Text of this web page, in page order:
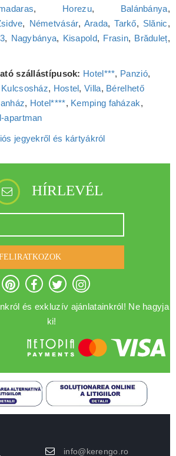
, Horezu, Balánbánya,
, Németvásár, Arada,Tarkő, Slănic,
, Nagybánya, Kisapold, Frasin, Brăduleț,
szállástípusok: Hotel***, Panzió,
Kulcsosház, Hostel,Villa, Bérelhető
, Hotel****, Kemping faházak,
jegyekről és kártyákról
HÍRLEVÉL
és exkluzív ajánlatainkról! Ne hagyja
ki!
info@kerengo.ro